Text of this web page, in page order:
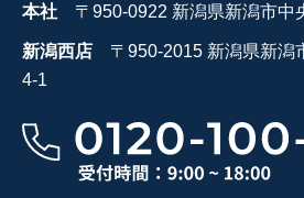
本社 〒950-0922 新潟県新潟市中
新潟西店 〒950-2015 新潟県新潟
4-1